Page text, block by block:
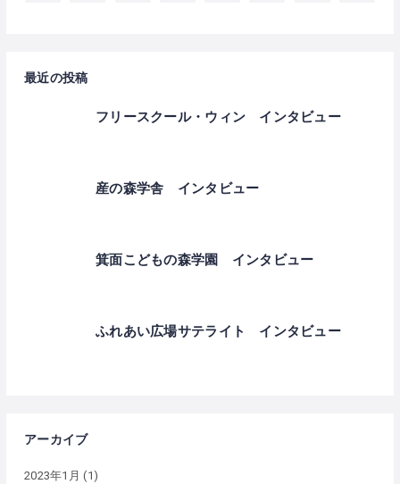
最近の投稿
フリースクール・ウィン インタビュー
産の森学舎 インタビュー
箕面こどもの森学園 インタビュー
ふれあい広場サテライト インタビュー
アーカイブ
2023年1月 (1)